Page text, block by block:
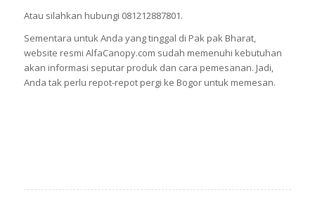
Atau silahkan hubungi 081212887801.
Sementara untuk Anda yang tinggal di Pak pak Bharat,
website resmi AlfaCanopy.com sudah memenuhi kebutuhan
akan informasi seputar produk dan cara pemesanan. Jadi,
Anda tak perlu repot-repot pergi ke Bogor untuk memesan.